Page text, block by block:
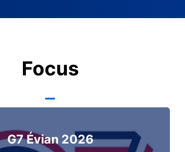
Focus
G7 Évian 2026